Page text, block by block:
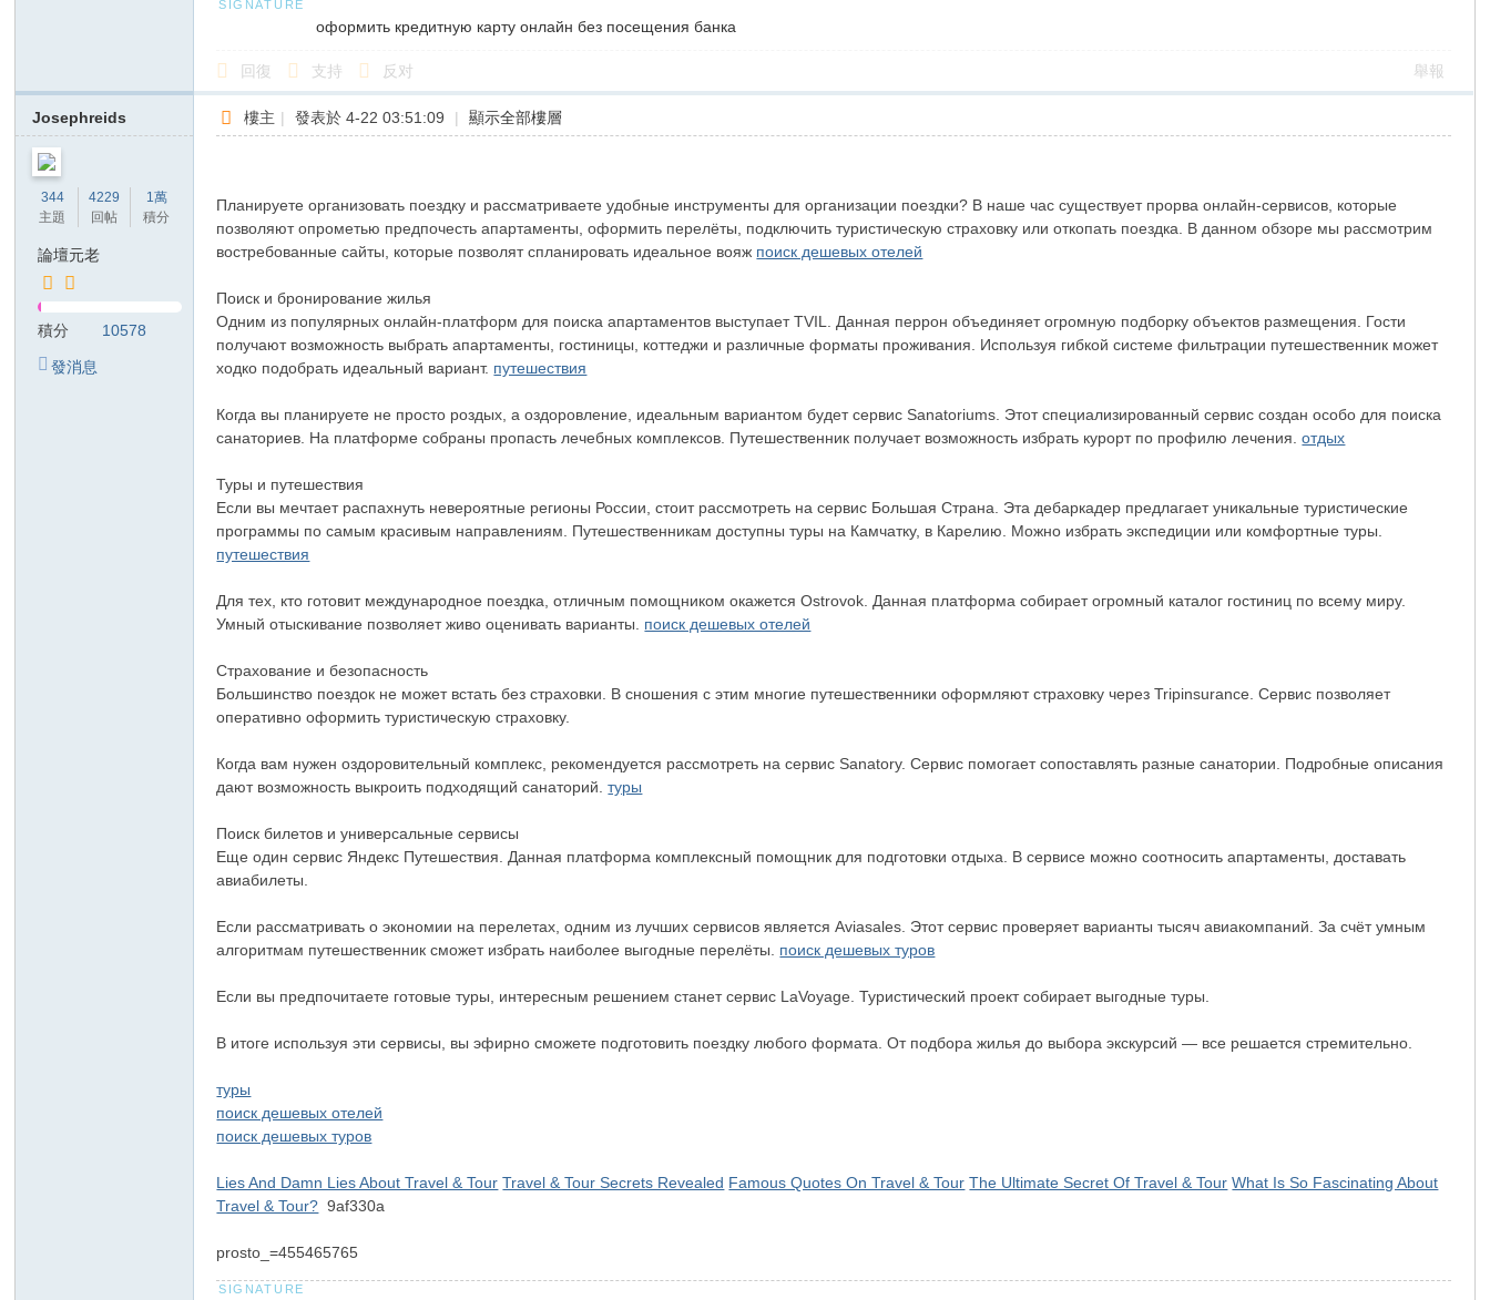
оформить кредитную карту онлайн без посещения банка
回復 支持 反对 舉報
Josephreids
344
主題
4229
回帖
1萬
積分
論壇元老
積分 10578
發消息
樓主 | 發表於 4-22 03:51:09 | 顯示全部樓層
Планируете организовать поездку и рассматриваете удобные инструменты для организации поездки? В наше час существует прорва онлайн-сервисов, которые
позволяют опрометью предпочесть апартаменты, оформить перелёты, подключить туристическую страховку или откопать поездка. В данном обзоре мы рассмотрим
востребованные сайты, которые позволят спланировать идеальное вояж поиск дешевых отелей
Поиск и бронирование жилья
Одним из популярных онлайн-платформ для поиска апартаментов выступает TVIL. Данная перрон объединяет огромную подборку объектов размещения. Гости
получают возможность выбрать апартаменты, гостиницы, коттеджи и различные форматы проживания. Используя гибкой системе фильтрации путешественник может
ходко подобрать идеальный вариант. путешествия
Когда вы планируете не просто роздых, а оздоровление, идеальным вариантом будет сервис Sanatoriums. Этот специализированный сервис создан особо для поиска
санаториев. На платформе собраны пропасть лечебных комплексов. Путешественник получает возможность избрать курорт по профилю лечения.отдых
Туры и путешествия
Если вы мечтает распахнуть невероятные регионы России, стоит рассмотреть на сервис Большая Страна. Эта дебаркадер предлагает уникальные туристические
программы по самым красивым направлениям. Путешественникам доступны туры на Камчатку, в Карелию. Можно избрать экспедиции или комфортные туры.
путешествия
Для тех, кто готовит международное поездка, отличным помощником окажется Ostrovok. Данная платформа собирает огромный каталог гостиниц по всему миру.
Умный отыскивание позволяет живо оценивать варианты. поиск дешевых отелей
Страхование и безопасность
Большинство поездок не может встать без страховки. В сношения с этим многие путешественники оформляют страховку через Tripinsurance. Сервис позволяет
оперативно оформить туристическую страховку.
Когда вам нужен оздоровительный комплекс, рекомендуется рассмотреть на сервис Sanatory. Сервис помогает сопоставлять разные санатории. Подробные описания
дают возможность выкроить подходящий санаторий.туры
Поиск билетов и универсальные сервисы
Еще один сервис Яндекс Путешествия. Данная платформа комплексный помощник для подготовки отдыха. В сервисе можно соотносить апартаменты, доставать
авиабилеты.
Если рассматривать о экономии на перелетах, одним из лучших сервисов является Aviasales. Этот сервис проверяет варианты тысяч авиакомпаний. За счёт умным
алгоритмам путешественник сможет избрать наиболее выгодные перелёты. поиск дешевых туров
Если вы предпочитаете готовые туры, интересным решением станет сервис LaVoyage. Туристический проект собирает выгодные туры.
В итоге используя эти сервисы, вы эфирно сможете подготовить поездку любого формата. От подбора жилья до выбора экскурсий — все решается стремительно.
туры
поиск дешевых отелей
поиск дешевых туров
Lies And Damn Lies About Travel & Tour Travel & Tour Secrets Revealed Famous Quotes On Travel & Tour The Ultimate Secret Of Travel & Tour What Is So Fascinating About
Travel & Tour? 9af330a
prosto_=455465765